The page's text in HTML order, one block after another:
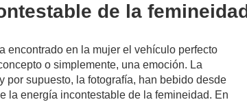
de la femineidad
encontrado en la mujer el vehículo perfecto
o simplemente, una emoción. La
por supuesto, la fotografía, han bebido desde
la energía incontestable de la femineidad. En